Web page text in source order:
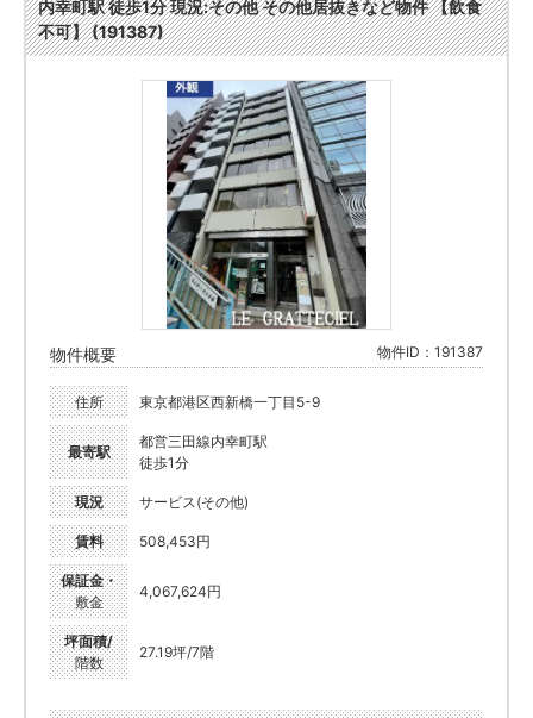
内幸町駅 徒歩1分 現況:その他 その他居抜きなど物件 【飲食
不可】 (191387)
物件概要 物件ID：191387
住所 東京都港区西新橋一丁目5-9
最寄駅
都営三田線内幸町駅
徒歩1分
現況 サービス(その他)
賃料 508,453円
保証金・
敷金
4,067,624円
坪面積/
階数
27.19坪/7階